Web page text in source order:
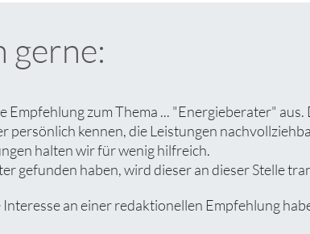
gerne:
zum Thema ... "Energieberater"
kennen, die Leistungen
halten wir für wenig hilfreich.
gefunden haben, wird dieser an dieser Stelle
an einer redaktionellen Empfehlung